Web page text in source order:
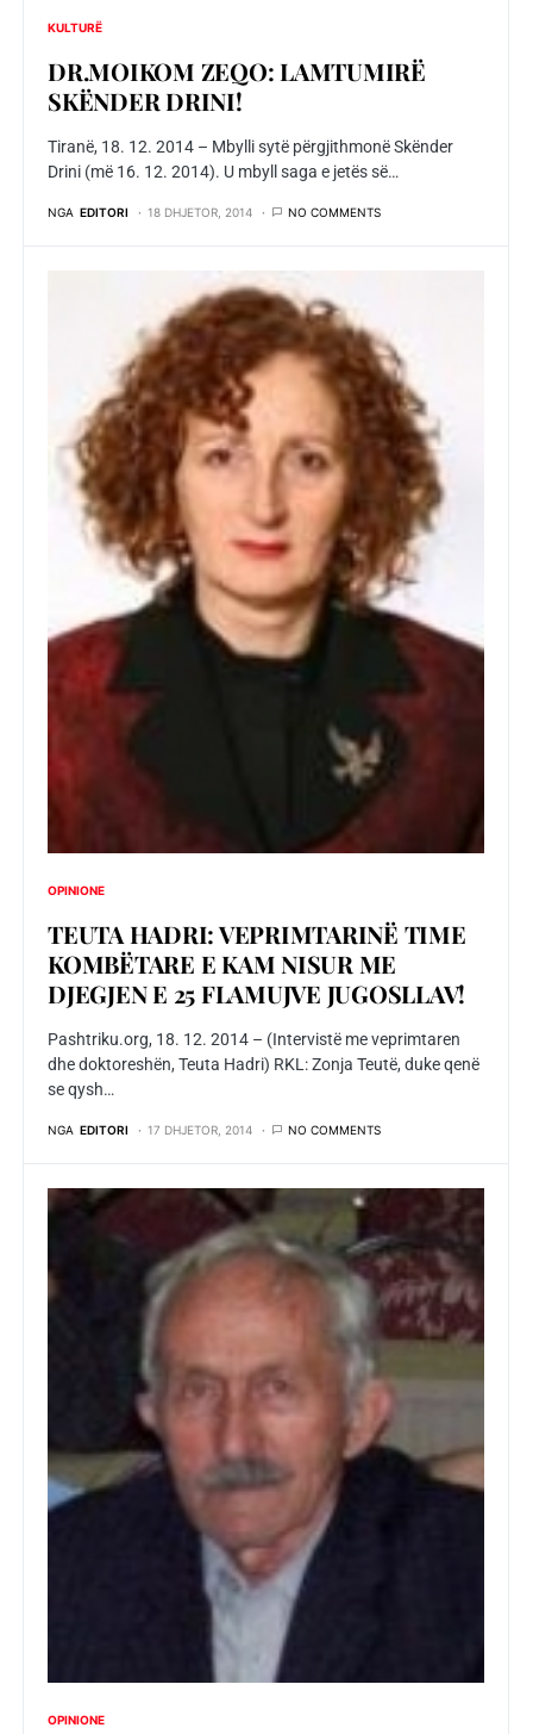
KULTURË
DR.MOIKOM ZEQO: LAMTUMIRË
SKËNDER DRINI!
Tiranë, 18. 12. 2014 – Mbylli sytë përgjithmonë Skënder
Drini (më 16. 12. 2014). U mbyll saga e jetës së…
NGA EDITORI 18 DHJETOR, 2014 NO COMMENTS
OPINIONE
TEUTA HADRI: VEPRIMTARINË TIME
KOMBËTARE E KAM NISUR ME
DJEGJEN E 25 FLAMUJVE JUGOSLLAV!
Pashtriku.org, 18. 12. 2014 – (Intervistë me veprimtaren
dhe doktoreshën, Teuta Hadri) RKL: Zonja Teutë, duke qenë
se qysh…
NGA EDITORI 17 DHJETOR, 2014 NO COMMENTS
OPINIONE